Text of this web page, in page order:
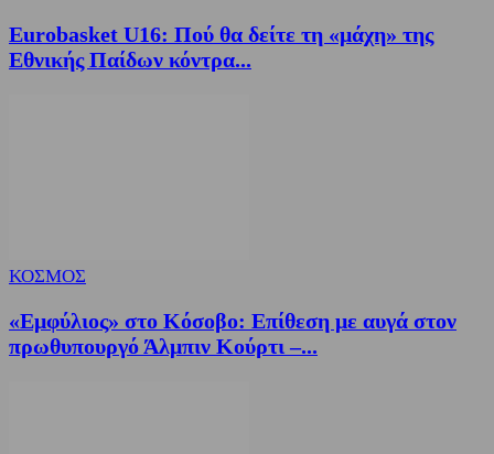
Eurobasket U16: Πού θα δείτε τη «μάχη» της
Εθνικής Παίδων κόντρα...
ΚΟΣΜΟΣ
«Εμφύλιος» στο Κόσοβο: Επίθεση με αυγά στον
πρωθυπουργό Άλμπιν Κούρτι –...